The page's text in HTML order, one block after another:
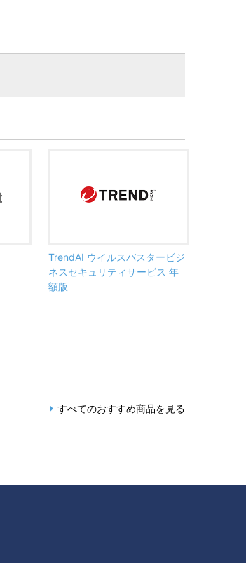
TrendAI ウイルスバスタービジ
ネスセキュリティサービス 年
額版
すべてのおすすめ商品を見る